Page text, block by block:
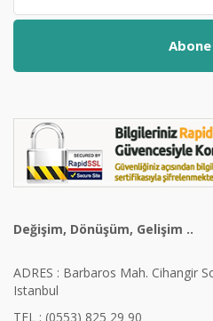
Değişim, Dönüşüm, Gelişim ..
ADRES : Barbaros Mah. Cihangir
Istanbul
TEL : (0553) 825 29 90